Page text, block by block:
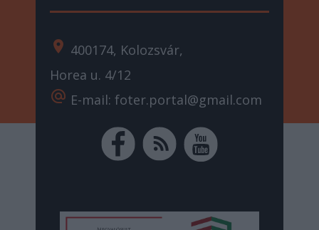
location_on 400174, Kolozsvár,
Horea u. 4/12
alternate_email E-mail: foter.portal@gmail.com